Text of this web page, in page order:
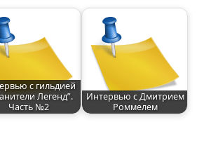
с гильдией
Легенд”.
Часть №2
Интервью с Дмитрием
Роммелем